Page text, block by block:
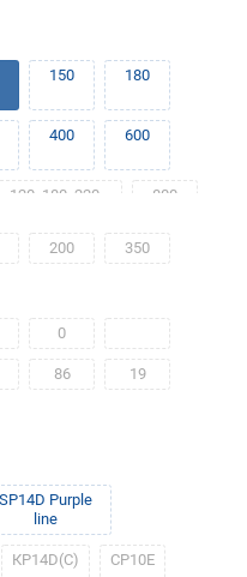
150 180
400 600
120, 180, 220,
800
200 350
0
86 19
SP14D Purple
line
КР14D(С) СР10Е